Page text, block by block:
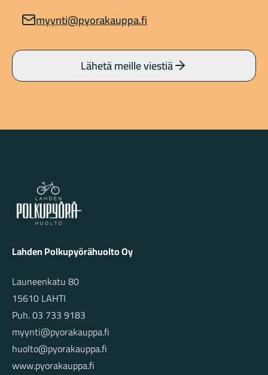
myynti@pyorakauppa.fi
Lähetä meille viestiä
Lahden Polkupyörähuolto - etusivulle
Lahden Polkupyörähuolto Oy
Launeenkatu 80
15610 LAHTI
Puh. 03 733 9183
myynti@pyorakauppa.fi
huolto@pyorakauppa.fi
www.pyorakauppa.fi